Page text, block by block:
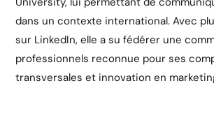
dans un contexte international. Avec
sur LinkedIn, elle a su fédérer une
professionnels reconnue pour ses
transversales et innovation en